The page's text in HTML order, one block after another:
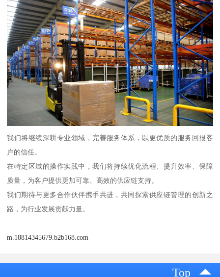
我们将继续深耕专业领域，完善服务体系，以更优质的服务回报客
户的信任。
在特定区域的操作实践中，我们将持续优化流程、提升效率、保障
质量，为客户提供更加可靠、高效的供应链支持。
我们期待与更多合作伙伴携手共进，共同探索供应链管理的创新之
路，为行业发展贡献力量。
m.18814345679.b2b168.com
Top